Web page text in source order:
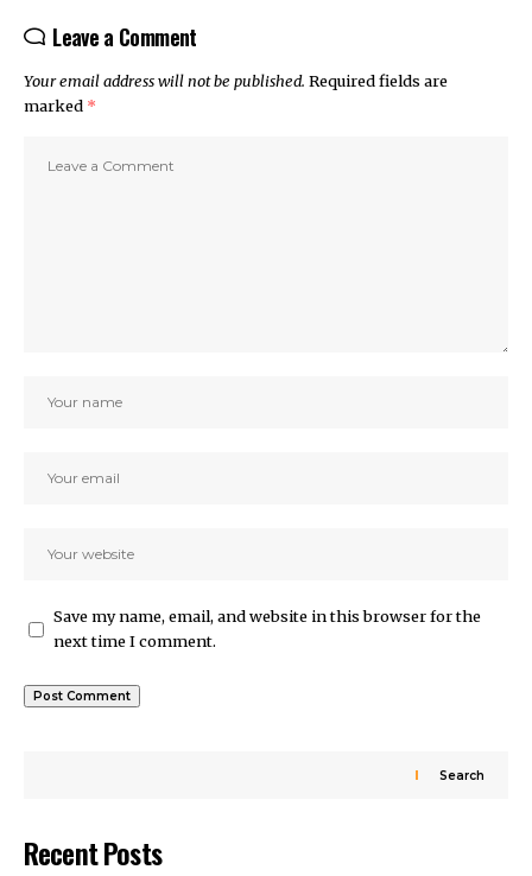
Leave a Comment
Your email address will not be published. Required fields are
marked *
Save my name, email, and website in this browser for the
next time I comment.
Search
Recent Posts